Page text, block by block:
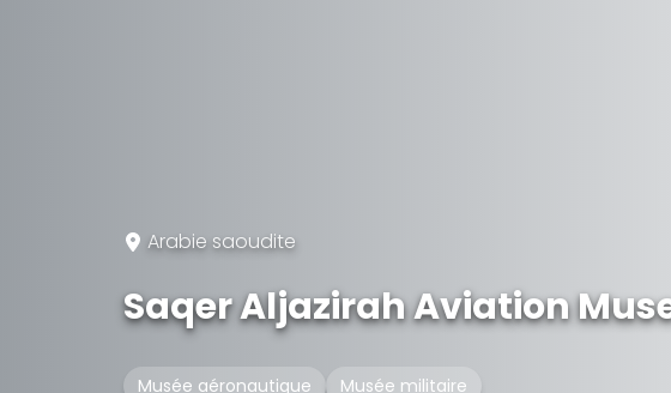
Arabie saoudite
Saqer Aljazirah Aviation
Musée aéronautique Musée militaire